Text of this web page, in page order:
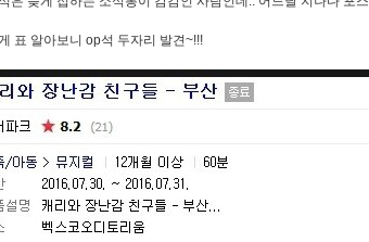
표 알아보니 op석 두자리 발견~!!!